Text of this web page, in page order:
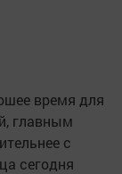
время для
главным
с
сегодня